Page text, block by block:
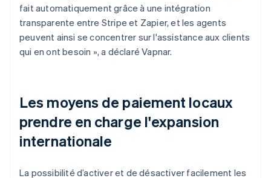
fait automatiquement grâce à une intégration
transparente entre Stripe et Zapier, et les agents
peuvent ainsi se concentrer sur l'assistance aux clients
qui en ont besoin », a déclaré Vapnar.
Les moyens de paiement locaux
prendre en charge l'expansion
internationale
La possibilité d’activer et de désactiver facilement les